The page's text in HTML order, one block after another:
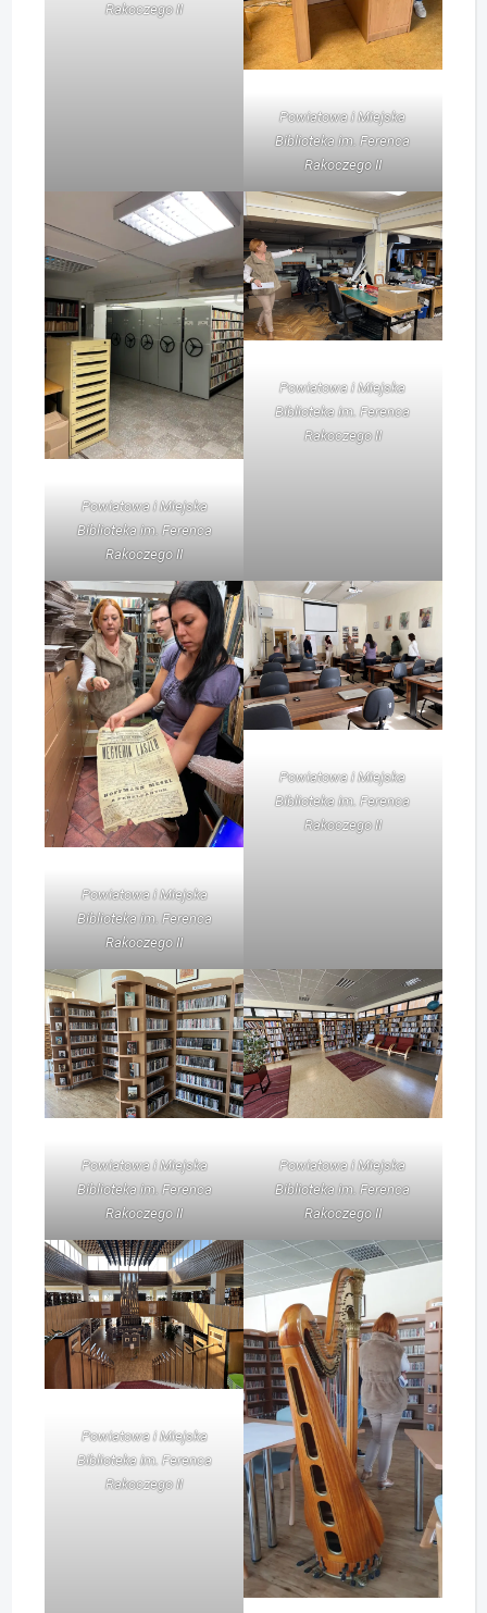
Rakoczego II
Powiatowa i Miejska
Biblioteka im. Ferenca
Rakoczego II
Powiatowa i Miejska
Biblioteka im. Ferenca
Rakoczego II
Powiatowa i Miejska
Biblioteka im. Ferenca
Rakoczego II
Powiatowa i Miejska
Biblioteka im. Ferenca
Rakoczego II
Powiatowa i Miejska
Biblioteka im. Ferenca
Rakoczego II
Powiatowa i Miejska
Biblioteka im. Ferenca
Rakoczego II
Powiatowa i Miejska
Biblioteka im. Ferenca
Rakoczego II
Powiatowa i Miejska
Biblioteka im. Ferenca
Rakoczego II